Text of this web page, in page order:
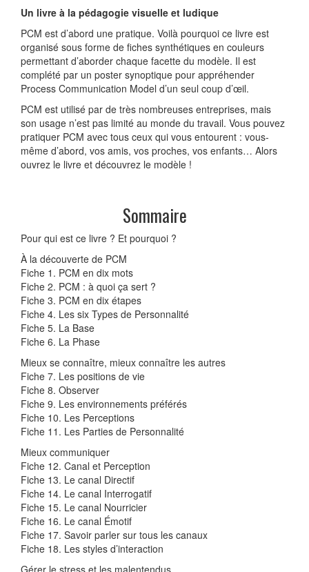
Un livre à la pédagogie visuelle et ludique
PCM est d’abord une pratique. Voilà pourquoi ce livre est
organisé sous forme de fiches synthétiques en couleurs
permettant d’aborder chaque facette du modèle. Il est
complété par un poster synoptique pour appréhender
Process Communication Model d’un seul coup d’œil.
PCM est utilisé par de très nombreuses entreprises, mais
son usage n’est pas limité au monde du travail. Vous pouvez
pratiquer PCM avec tous ceux qui vous entourent : vous-
même d’abord, vos amis, vos proches, vos enfants… Alors
ouvrez le livre et découvrez le modèle !
Sommaire
Pour qui est ce livre ? Et pourquoi ?
À la découverte de PCM
Fiche 1. PCM en dix mots
Fiche 2. PCM : à quoi ça sert ?
Fiche 3. PCM en dix étapes
Fiche 4. Les six Types de Personnalité
Fiche 5. La Base
Fiche 6. La Phase
Mieux se connaître, mieux connaître les autres
Fiche 7. Les positions de vie
Fiche 8. Observer
Fiche 9. Les environnements préférés
Fiche 10. Les Perceptions
Fiche 11. Les Parties de Personnalité
Mieux communiquer
Fiche 12. Canal et Perception
Fiche 13. Le canal Directif
Fiche 14. Le canal Interrogatif
Fiche 15. Le canal Nourricier
Fiche 16. Le canal Émotif
Fiche 17. Savoir parler sur tous les canaux
Fiche 18. Les styles d’interaction